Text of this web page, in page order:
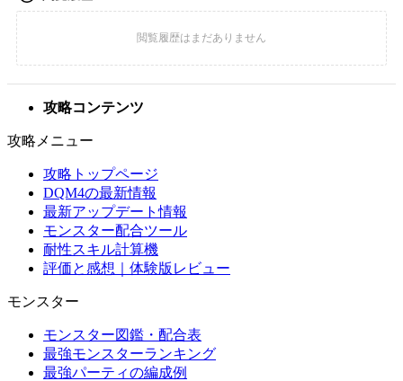
攻略コンテンツ
攻略メニュー
攻略トップページ
DQM4の最新情報
最新アップデート情報
モンスター配合ツール
耐性スキル計算機
評価と感想｜体験版レビュー
モンスター
モンスター図鑑・配合表
最強モンスターランキング
最強パーティの編成例